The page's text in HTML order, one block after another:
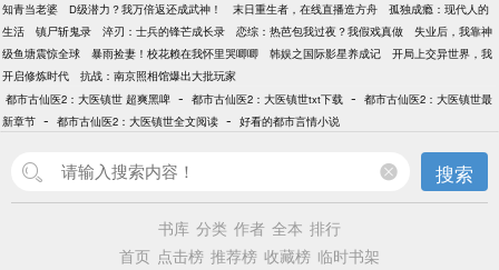
知青当老婆
D级潜力？我万倍返还成武神！ 末日重生者，在线直播造方舟
孤独成瘾：现代人的
生活
镇尸斩鬼录 淬刃：士兵的锋芒成长录 恋综：热芭包我过夜？我假戏真做
失业后，我靠神
级鱼塘震惊全球
暴雨捡妻！校花赖在我怀里哭唧唧 韩娱之国际影星养成记
开局上交异世界，我
开启修炼时代
抗战：南京照相馆爆出大批玩家
都市古仙医2：大医镇世 超爽黑啤 - 都市古仙医2：大医镇世txt下载 - 都市古仙医2：大医镇世最
新章节 - 都市古仙医2：大医镇世全文阅读 - 好看的都市言情小说
搜索
书库 分类 作者 全本 排行
首页 点击榜 推荐榜 收藏榜 临时书架